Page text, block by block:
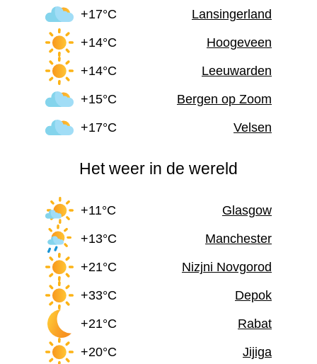
+17°C
Lansingerland
+14°C
Hoogeveen
+14°C
Leeuwarden
+15°C
Bergen op Zoom
+17°C
Velsen
Het weer in de wereld
+11°C
Glasgow
+13°C
Manchester
+21°C
Nizjni Novgorod
+33°C
Depok
+21°C
Rabat
+20°C
Jijiga